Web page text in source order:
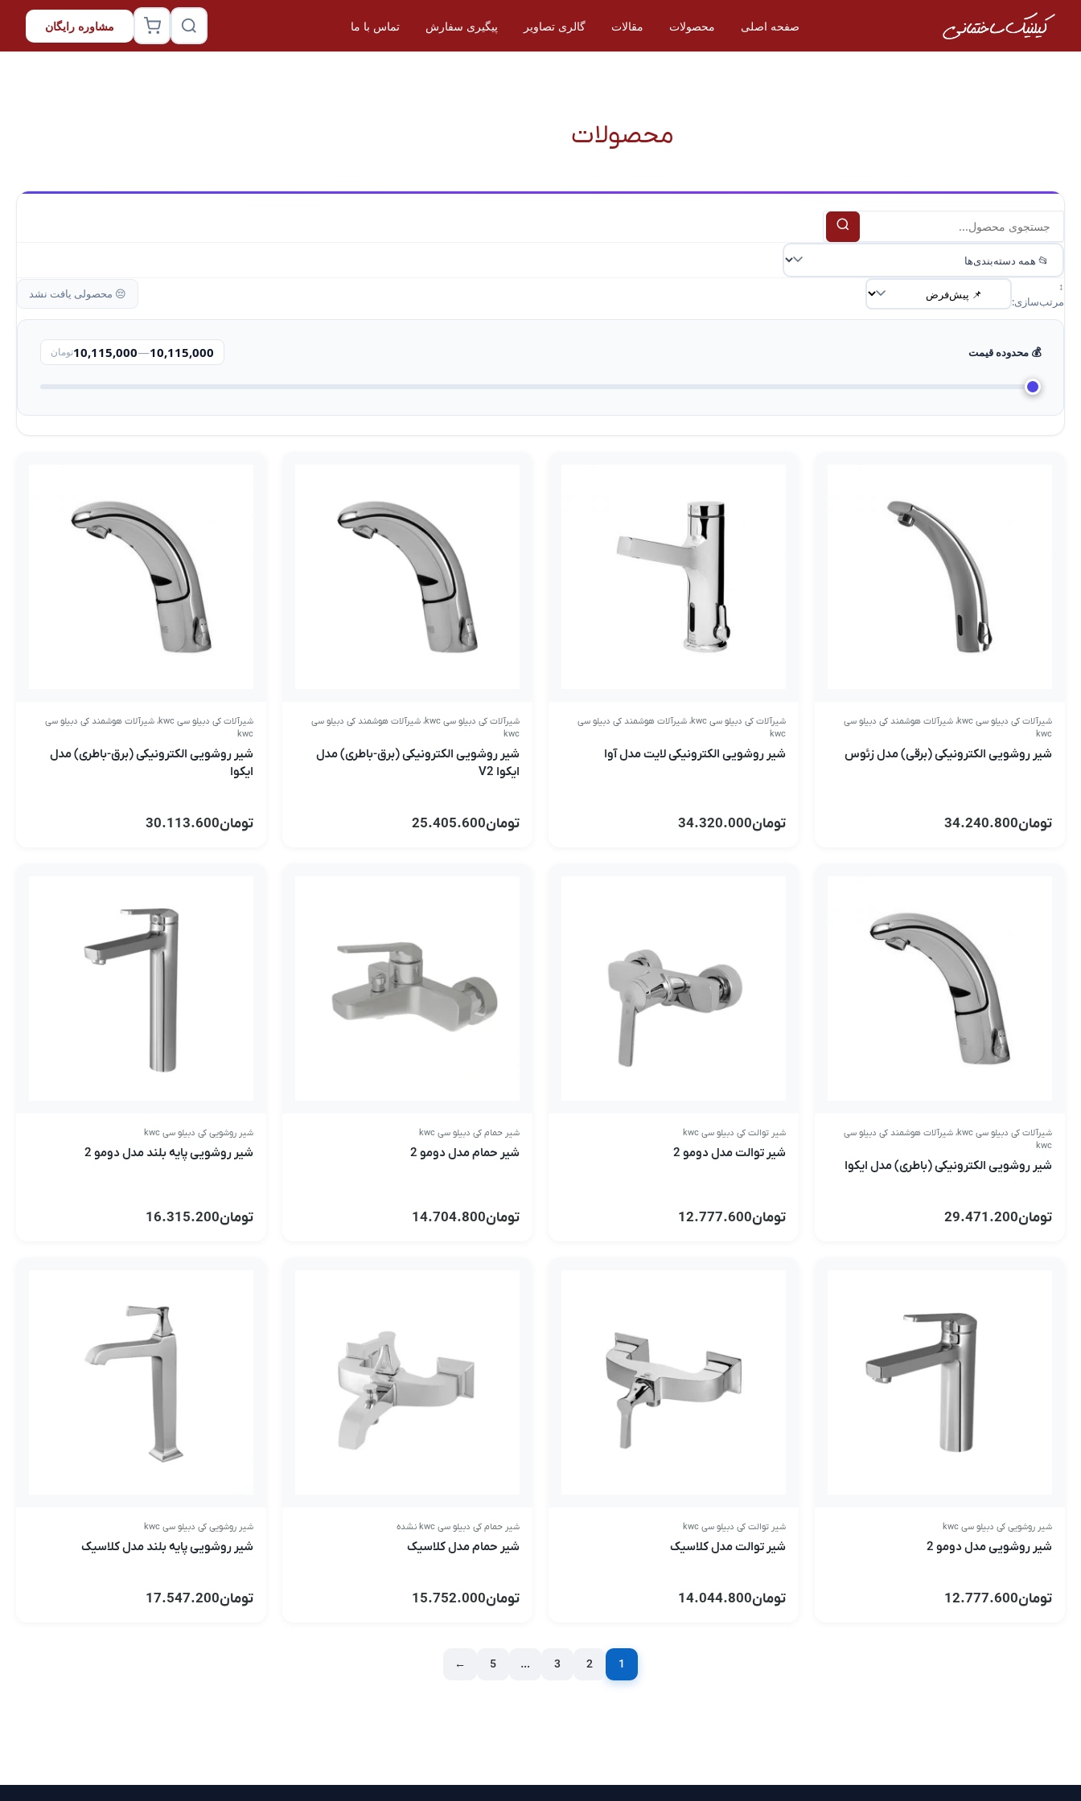
صفحه اصلی محصولات مقالات گالری تصاویر پیگیری سفارش تماس با ما مشاوره رایگان
محصولات
↕️
مرتب‌سازی:
😔 محصولی یافت نشد
💰 محدوده قیمت 10,115,000
—
10,115,000تومان
شیرآلات کی دبیلو سی kwc ، شیرآلات هوشمند کی دبیلو سی
kwc
شیر روشویی الکترونیکی (برقی) مدل زئوس
تومان34.240.800
شیرآلات کی دبیلو سی kwc ، شیرآلات هوشمند کی دبیلو سی
kwc
شیر روشویی الکترونیکی لایت مدل آوا
تومان34.320.000
شیرآلات کی دبیلو سی kwc ، شیرآلات هوشمند کی دبیلو سی
kwc
شیر روشویی الکترونیکی (برق-باطری) مدل
ایکوا V2
تومان25.405.600
شیرآلات کی دبیلو سی kwc ، شیرآلات هوشمند کی دبیلو سی
kwc
شیر روشویی الکترونیکی (برق-باطری) مدل
ایکوا
تومان30.113.600
شیرآلات کی دبیلو سی kwc ، شیرآلات هوشمند کی دبیلو سی
kwc
شیر روشویی الکترونیکی (باطری) مدل ایکوا
تومان29.471.200
شیر توالت کی دبیلو سی kwc
شیر توالت مدل دومو 2
تومان12.777.600
شیر حمام کی دبیلو سی kwc
شیر حمام مدل دومو 2
تومان14.704.800
شیر روشویی کی دبیلو سی kwc
شیر روشویی پایه بلند مدل دومو 2
تومان16.315.200
شیر روشویی کی دبیلو سی kwc
شیر روشویی مدل دومو 2
تومان12.777.600
شیر توالت کی دبیلو سی kwc
شیر توالت مدل کلاسیک
تومان14.044.800
شیر حمام کی دبیلو سی kwc نشده
شیر حمام مدل کلاسیک
تومان15.752.000
شیر روشویی کی دبیلو سی kwc
شیر روشویی پایه بلند مدل کلاسیک
تومان17.547.200
1
2
3
…
5
←